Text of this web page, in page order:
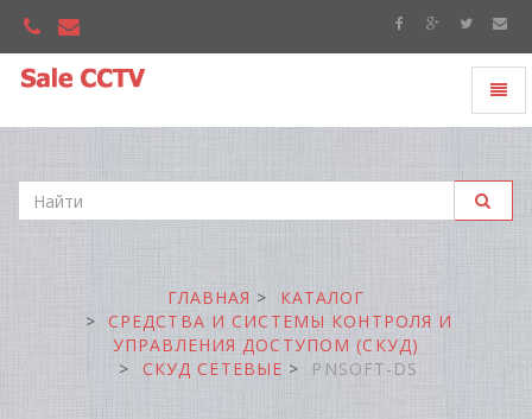
CCTV"
ГЛАВНАЯ
КАТАЛОГ
СРЕДСТВА И СИСТЕМЫ КОНТРОЛЯ И
УПРАВЛЕНИЯ ДОСТУПОМ (СКУД)
СКУД СЕТЕВЫЕ
PNSOFT-DS